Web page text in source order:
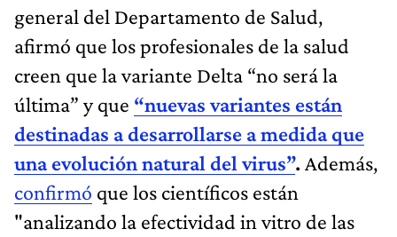
general del Departamento de Salud,
afirmó que los profesionales de la salud
creen que la variante Delta “no será la
última” y que “nuevas variantes están
destinadas a desarrollarse a medida que
una evolución natural del virus”. Además,
confirmó que los científicos están
"analizando la efectividad in vitro de las